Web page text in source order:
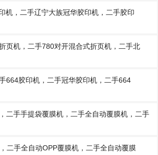
机，二手辽宁大族冠华胶印机，二手胶印
页机，二手780对开混合式折页机，二手北
664胶印机，二手冠华胶印机，二手664
二手手提袋覆膜机，二手全自动覆膜机，二手
二手全自动OPP覆膜机，二手全自动覆膜